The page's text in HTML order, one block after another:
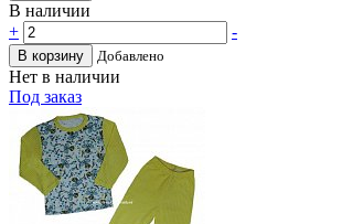
В наличии
+
-
В корзину Добавлено
Нет в наличии
Под заказ